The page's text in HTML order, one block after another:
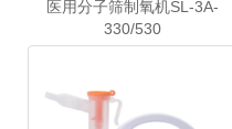
医用分子筛制氧机SL-3A-
330/530